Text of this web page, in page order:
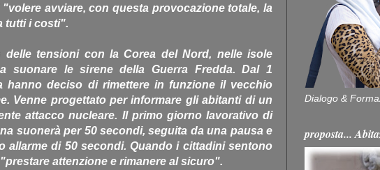
avviare, con questa provocazione totale, la
tutti i costi".
delle tensioni con la Corea del Nord, nelle isole
suonare le sirene della Guerra Fredda. Dal 1
hanno deciso di rimettere in funzione il vecchio
Venne progettato per informare gli abitanti di un
attacco nucleare. Il primo giorno lavorativo di
suonerà per 50 secondi, seguita da una pausa e
allarme di 50 secondi. Quando i cittadini sentono
attenzione e rimanere al sicuro".
Dialogo &
proposta...